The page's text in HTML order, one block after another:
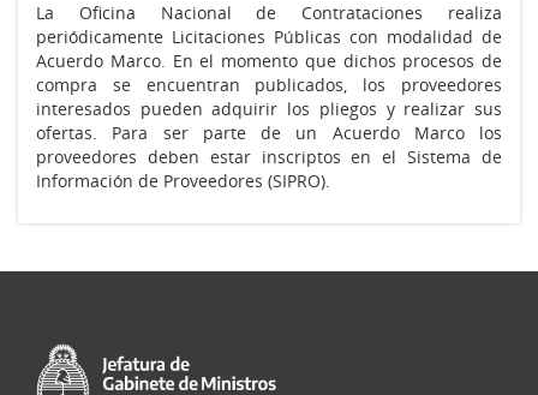
La Oficina Nacional de Contrataciones realiza
periódicamente Licitaciones Públicas con modalidad de
Acuerdo Marco. En el momento que dichos procesos de
compra se encuentran publicados, los proveedores
interesados pueden adquirir los pliegos y realizar sus
ofertas. Para ser parte de un Acuerdo Marco los
proveedores deben estar inscriptos en el Sistema de
Información de Proveedores (SIPRO).